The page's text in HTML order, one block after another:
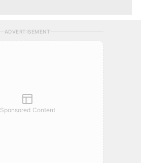
ADVERTISEMENT
Sponsored Content